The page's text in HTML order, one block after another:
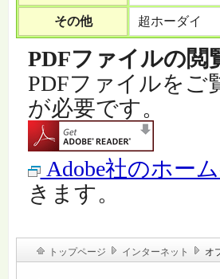
その他 超ホーダイ
PDFファイルの閲
PDFファイルをご
が必要です。
Adobe社のホー
きます。
トップページ インターネット オ